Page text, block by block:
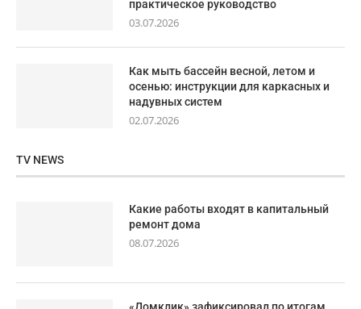
практическое руководство
03.07.2026
Как мыть бассейн весной, летом и
осенью: инструкции для каркасных и
надувных систем
02.07.2026
TV NEWS
Какие работы входят в капитальный
ремонт дома
08.07.2026
«Домклик» зафиксировал по итогам